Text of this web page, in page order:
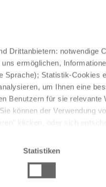
Drittanbietern: notwendige
ermöglichen,
Sprache); Statistik-Cookies
um Ihnen eine
Benutzern für sie relevante
können der Verwendung
Statistiken
Mit